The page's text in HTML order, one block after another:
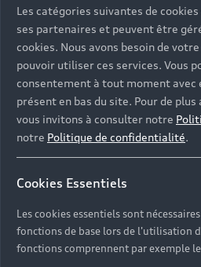
partir de 19€/mois
Les
Découvrez les réponses à
immédiatement
Les catégories suivantes de
ses partenaires et peuvent être
cookies. Nous avons besoin de
pouvoir utiliser ces services. Vous
consentement à tout moment
présent en bas du site. Pour de
vous invitons à consulter notre
notre Politique de confidentialité.
Cookies Essentiels
Les cookies essentiels sont
fonctions de base lors de l'utilisation
fonctions comprennent par exemple